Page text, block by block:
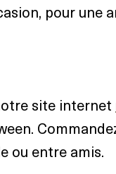
pour une
site internet
ou entre amis.